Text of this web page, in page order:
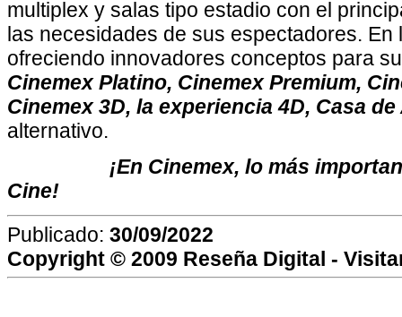
multiplex y salas tipo estadio con el
las necesidades de sus espectadores. En
ofreciendo innovadores conceptos para
Cinemex Platino, Cinemex Premium,
Cinemex 3D, la experiencia 4D, Casa
alternativo.
¡En Cinemex, lo más importante
Cine!
Publicado: 30/09/2022
Copyright © 2009 Reseña Digital -